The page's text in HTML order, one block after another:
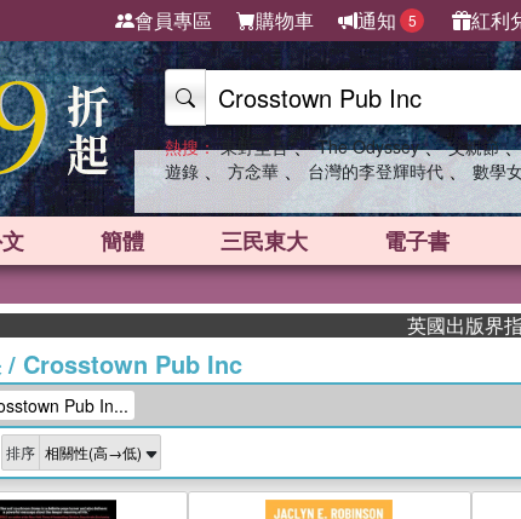
會員專區 購物車 通知 5 紅利
熱搜： 東野圭吾 、 The Odyssey 、 父親節
遊錄 、 方念華 、 台灣的李登輝時代 、 數學
簡體 三民東大 電子書
英國出版界指標大獎
/ Crosstown Pub Inc
Pub In...
排序